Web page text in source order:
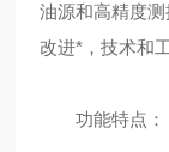
油源和高精度
改进*，技术和
功能特点：